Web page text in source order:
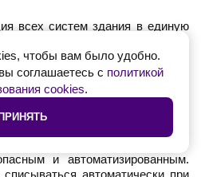
всех систем здания в единую
приложение - бронировать
температуру в своем кабинете,
и смарт-контракты
технологий для заключения и
и автоматизированным.
чтобы вам было удобно.
соглашаетесь с политикой
cookies.
ПРИНЯТЬ